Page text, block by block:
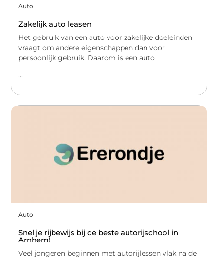
Auto
Zakelijk auto leasen
Het gebruik van een auto voor zakelijke doeleinden
vraagt om andere eigenschappen dan voor
persoonlijk gebruik. Daarom is een auto
...
Auto
Snel je rijbewijs bij de beste autorijschool in
Arnhem!
Veel jongeren beginnen met autorijlessen vlak na de